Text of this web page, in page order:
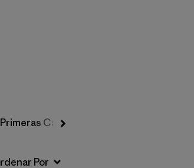
Primeras Capas, Calcetines y Ropa